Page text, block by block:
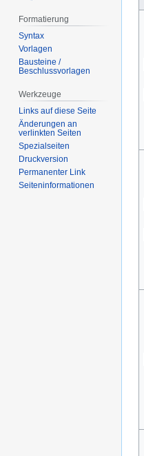
Formatierung
Syntax
Vorlagen
Bausteine /
Beschlussvorlagen
Werkzeuge
Links auf diese Seite
Änderungen an
verlinkten Seiten
Spezialseiten
Druckversion
Permanenter Link
Seiten­­informationen